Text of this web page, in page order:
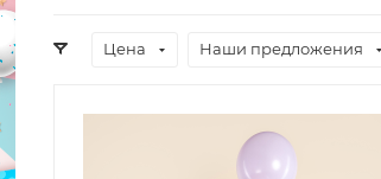
Цена Наши предложения